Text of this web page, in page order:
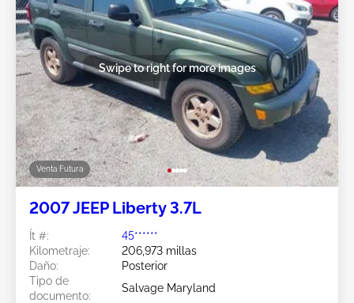
Venta Futura
Swipe to right for more images
2007 JEEP Liberty 3.7L
Ít #:
45******
Kilometraje:
206,973 millas
Daño:
Posterior
Tipo de
documento:
Salvage Maryland